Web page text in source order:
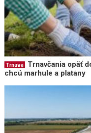
Trnava
Trnavčania opäť
chcú marhule a platany